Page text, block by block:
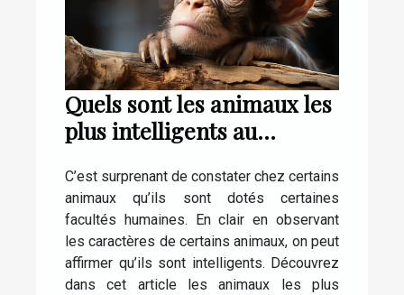
Quels sont les animaux les
plus intelligents au
C’est surprenant de constater chez certains
animaux qu’ils sont dotés certaines
facultés humaines. En clair en observant
les caractères de certains animaux, on peut
affirmer qu’ils sont intelligents. Découvrez
dans cet article les animaux les plus